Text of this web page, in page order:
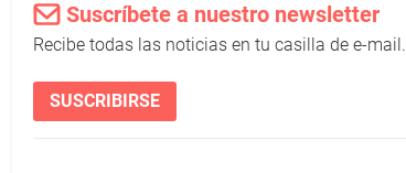
Suscríbete a nuestro newsletter
Recibe todas las noticias en tu casilla de e-mail.
SUSCRIBIRSE